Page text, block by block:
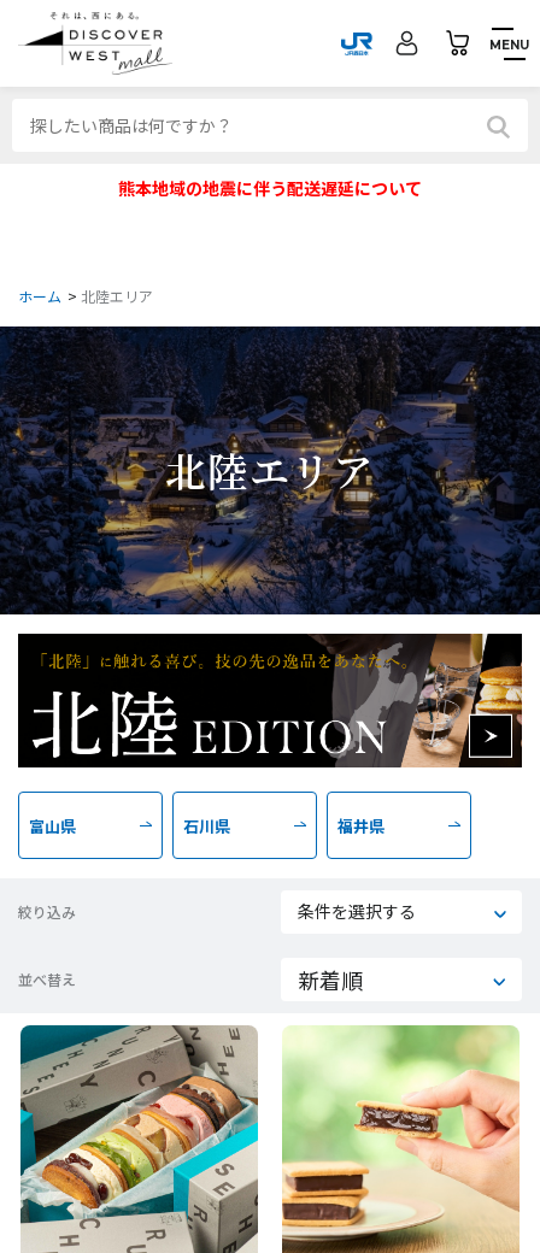
MENU
熊本地域の地震に伴う配送遅延について
ホーム > 北陸エリア
北陸エリア
富山県 石川県 福井県
絞り込み 条件を選択する
並べ替え